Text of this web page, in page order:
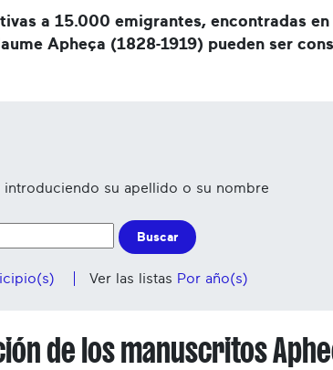
a 15.000 emigrantes, encontradas
Apheça (1828-1919) pueden ser
introduciendo su apellido o su nombre
Buscar
Ver las listas Por año(s)
de los manuscritos